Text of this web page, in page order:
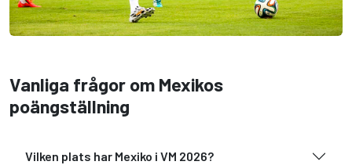
Vanliga frågor om Mexikos
poängställning
Vilken plats har Mexiko i VM 2026?